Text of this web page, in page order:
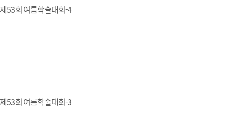
제53회 여름학술대회-4
제53회 여름학술대회-3